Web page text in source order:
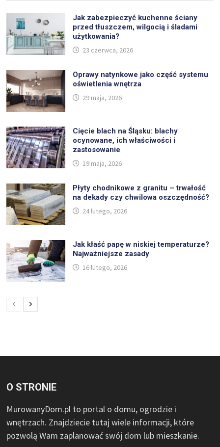
Jak zabezpieczyć kuchenne ściany
przed tłuszczem, wilgocią i śladami
użytkowania?
23 czerwca, 2026
Oprawy natynkowe jako część systemu
oświetlenia wnętrza
29 maja, 2026
Cięcie blach na Śląsku: blachy
ocynowane, ich właściwości i
zastosowanie
19 maja, 2026
Płyty chodnikowe z granitu – trwałość
na dekady czy chwilowa oszczędność?
24 lutego, 2026
Jak kłaść papę w niskiej temperaturze?
Najważniejsze zasady
16 lutego, 2026
O STRONIE
MurowanyDom.pl to portal o domu, ogrodzie i
wnętrzach. Znajdziecie tutaj wiele informacji, które
pozwolą Wam zaplanować swój dom lub mieszkanie.